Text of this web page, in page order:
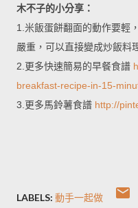
木不子的小分享：
1.米飯蛋餅翻面的動作要輕
嚴重，可以直接變成炒飯料
2.更多快速簡易的早餐食譜
breakfast-recipe-in-15-
3.更多馬鈴薯食譜 http://
LABELS: 動手一起做